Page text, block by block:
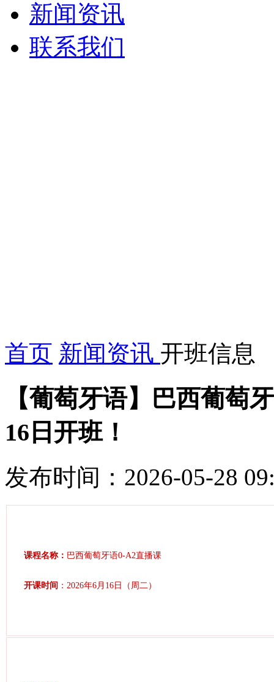
新闻资讯
联系我们
首页 新闻资讯 开班信息
【葡萄牙语】巴西葡萄
16日开班！
发布时间：2026-05-28
课程名称： 巴西葡萄牙语0-A2直播课
开课时间 ：2026年6月16日（周二）